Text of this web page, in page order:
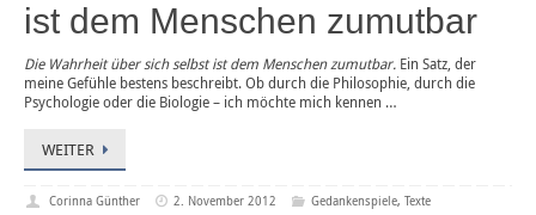
ist dem Menschen zumutbar
Die Wahrheit über sich selbst ist dem Menschen zumutbar. Ein Satz, der
meine Gefühle bestens beschreibt. Ob durch die Philosophie, durch die
Psychologie oder die Biologie – ich möchte mich kennen …
WEITER
Corinna Günther 2. November 2012 Gedankenspiele, Texte